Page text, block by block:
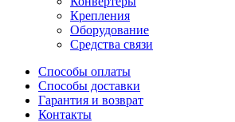
Крепления
Оборудование
Средства связи
Способы оплаты
Способы доставки
Гарантия и возврат
Контакты